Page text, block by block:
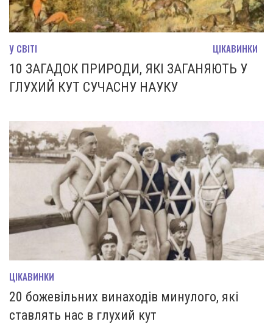
У СВІТІ ЦІКАВИНКИ
10 ЗАГАДОК ПРИРОДИ, ЯКІ ЗАГАНЯЮТЬ У
ГЛУХИЙ КУТ СУЧАСНУ НАУКУ
ЦІКАВИНКИ
20 божевільних винаходів минулого, які
ставлять нас в глухий кут